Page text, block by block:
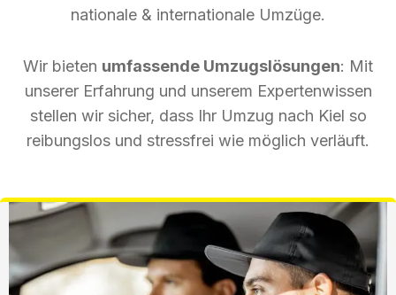
nationale & internationale Umzüge.
Wir bieten umfassende Umzugslösungen: Mit
unserer Erfahrung und unserem Expertenwissen
stellen wir sicher, dass Ihr Umzug nach Kiel so
reibungslos und stressfrei wie möglich verläuft.